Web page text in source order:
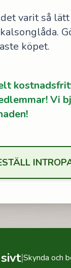
varit så
köpet.
Vi
|Skynda och